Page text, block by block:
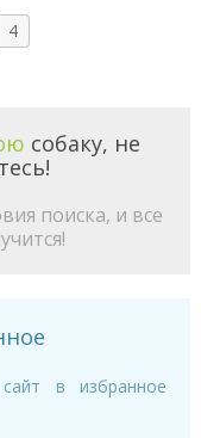
4
собаку, не
поиска, и все
в избранное